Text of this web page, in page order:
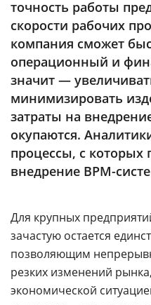
ТВ
Об
издании
Реклама
Вакансии
Контакты
Max
Telegram
Дзен
VK
Rutube
точность работы
скорости рабочих
компания сможет
операционный и
значит —
минимизировать
затраты на
окупаются.
процессы, с которых
внедрение BPM-
Для крупных
зачастую остается
позволяющим
резких изменений
экономической